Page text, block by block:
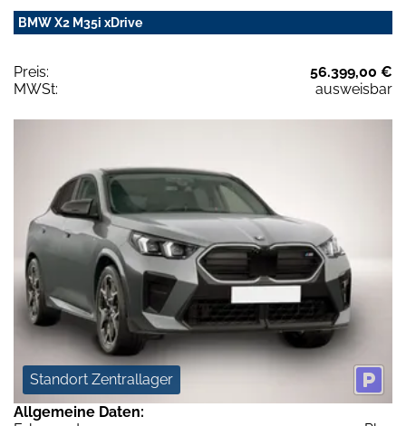
BMW X2 M35i xDrive
Preis:
56.399,00 €
MWSt:
ausweisbar
Standort Zentrallager
Allgemeine Daten: